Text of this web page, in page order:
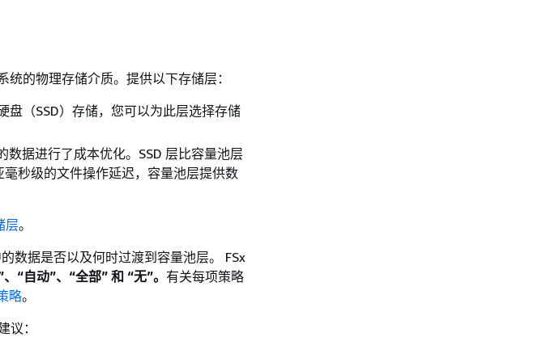
的物理存储介质。提供以下存储层：
盘（SSD）存储，您可以为此层选择存储
据进行了成本优化。SSD 层比容量池层
毫秒级的文件操作延迟，容量池层提供数
层。
数据是否以及何时过渡到容量池层。 FSx
、“自动”、“全部” 和 “无”。 有关每项策略
略。
议：